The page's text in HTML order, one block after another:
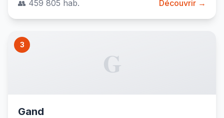
👥 459 805 hab. Découvrir →
3
G
Gand